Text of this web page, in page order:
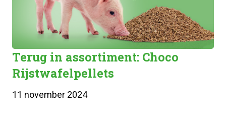
Terug in assortiment: Choco
Rijstwafelpellets
11 november 2024